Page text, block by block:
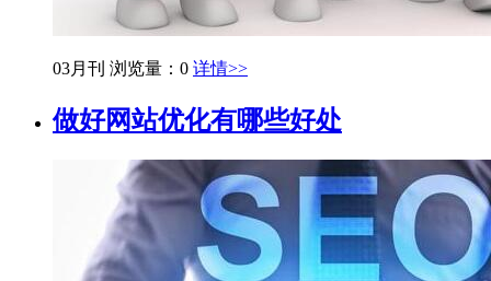
03月刊 浏览量：0 详情>>
做好网站优化有哪些好处